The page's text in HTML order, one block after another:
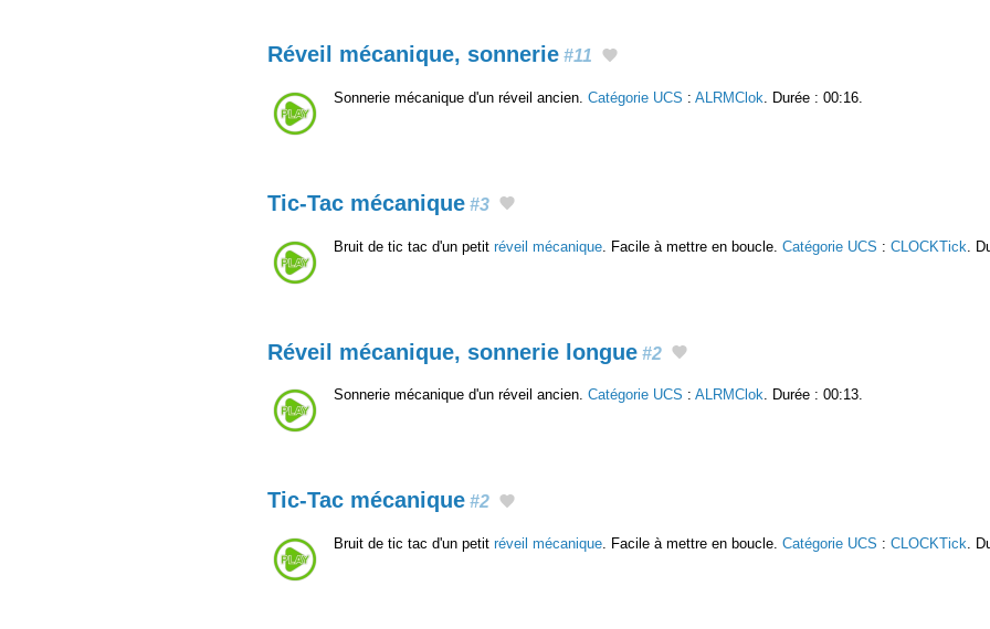
Réveil mécanique, sonnerie #11
Sonnerie mécanique d'un réveil ancien. Catégorie UCS : ALRMClok . Durée : 00:16.
Tic-Tac mécanique #3
Bruit de tic tac d'un petit réveil mécanique . Facile à mettre en boucle. Catégorie UCS : CLOCKTick .
Réveil mécanique, sonnerie longue #2
Sonnerie mécanique d'un réveil ancien. Catégorie UCS : ALRMClok. Durée : 00:13.
Tic-Tac mécanique #2
Bruit de tic tac d'un petit réveil mécanique. Facile à mettre en boucle. Catégorie UCS : CLOCKTick.